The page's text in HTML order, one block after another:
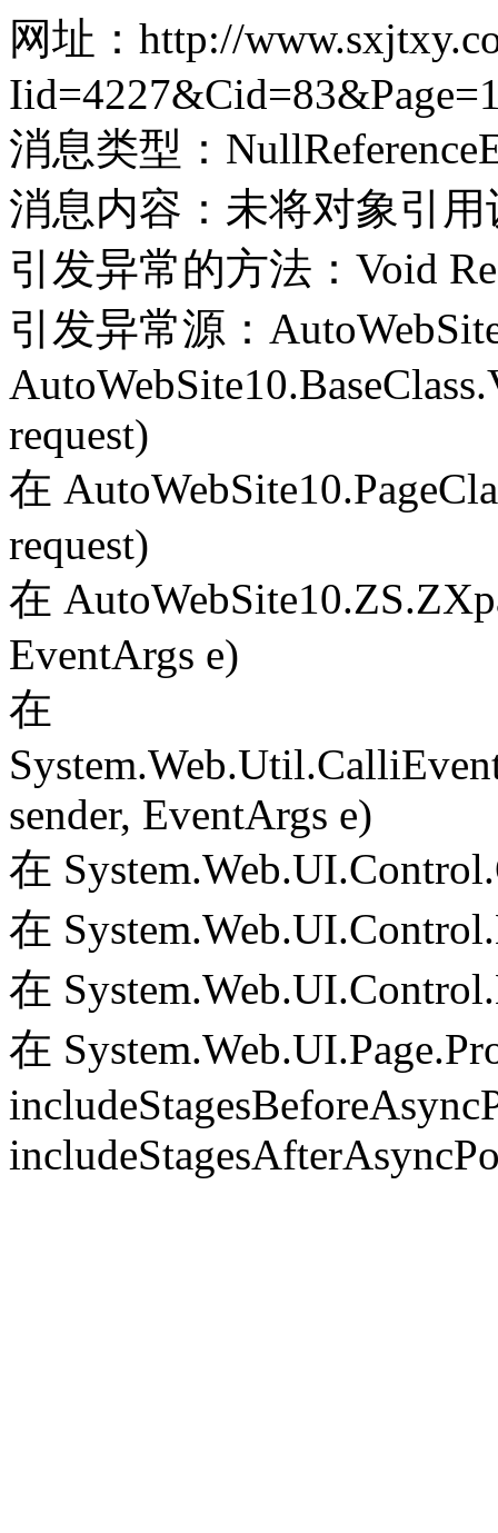
网址：http://
消息类型：
消息内容：未将对象引
引发异常的方法：Void
引发异常源：
request)
在
request)
在
EventArgs e)
在
sender, EventArgs e)
在
在
在
在